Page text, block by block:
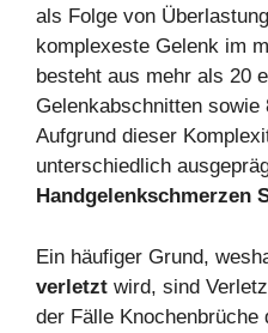
als Folge von
komplexeste Gelenk im
besteht aus mehr als 20
Gelenkabschnitten sowie
Aufgrund dieser
unterschiedlich
Handgelenkschmerzen
Ein häufiger Grund,
verletzt wird, sind
der Fälle